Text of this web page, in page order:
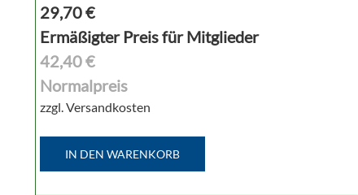
29,70€
Ermäßigter Preis für Mitglieder
42,40 €
Normalpreis
zzgl. Versandkosten
IN DEN WARENKORB